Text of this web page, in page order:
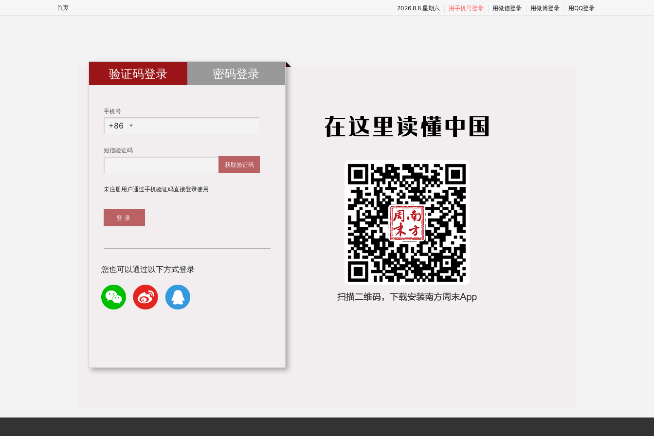
首页 2026.8.8 星期六 用手机号登录 用微信登录 用微博登录 用QQ登录
验证码登录 密码登录
手机号
短信验证码
获取验证码
未注册用户通过手机验证码直接登录使用
登录
您也可以通过以下方式登录